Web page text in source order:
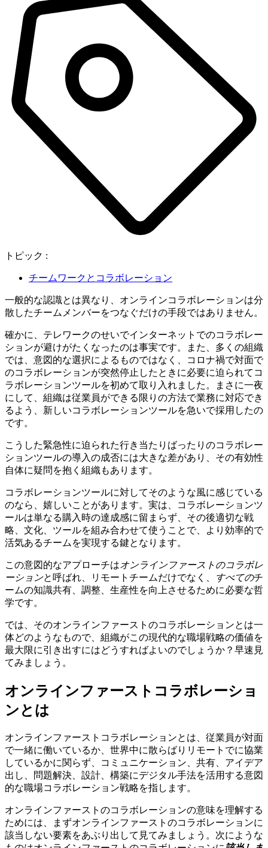
トピック :
チームワークとコラボレーション
一般的な認識とは異なり、オンラインコラボレーションは分
散したチームメンバーをつなぐだけの手段ではありません。
確かに、テレワークのせいでインターネットでのコラボレー
ションが避けがたくなったのは事実です。また、多くの組織
では、意図的な選択によるものではなく、コロナ禍で対面で
のコラボレーションが突然停止したときに必要に迫られてコ
ラボレーションツールを初めて取り入れました。まさに一夜
にして、組織は従業員ができる限りの方法で業務に対応でき
るよう、新しいコラボレーションツールを急いで採用したの
です。
こうした緊急性に迫られた行き当たりばったりのコラボレー
ションツールの導入の成否には大きな差があり、その有効性
自体に疑問を抱く組織もあります。
コラボレーションツールに対してそのような風に感じている
のなら、嬉しいことがあります。実は、コラボレーションツ
ールは単なる購入時の達成感に留まらず、その後適切な戦
略、文化、ツールを組み合わせて使うことで、より効率的で
活気あるチームを実現する鍵となります。
この意図的なアプローチはオンラインファーストのコラボレ
ーションと呼ばれ、リモートチームだけでなく、 すべてのチ
ームの知識共有、調整、生産性を向上させるために必要な哲
学です。
では、そのオンラインファーストのコラボレーションとは一
体どのようなもので、組織がこの現代的な職場戦略の価値を
最大限に引き出すにはどうすればよいのでしょうか？早速見
てみましょう。
オンラインファーストコラボレーショ
ンとは
オンラインファーストコラボレーションとは、従業員が対面
で一緒に働いているか、世界中に散らばりリモートでに協業
しているかに関らず、コミュニケーション、共有、アイデア
出し、問題解決、設計、構築にデジタル手法を活用する意図
的な職場コラボレーション戦略を指します。
オンラインファーストのコラボレーションの意味を理解する
ためには、まずオンラインファーストのコラボレーションに
該当しない要素をあぶり出して見てみましょう。次にような